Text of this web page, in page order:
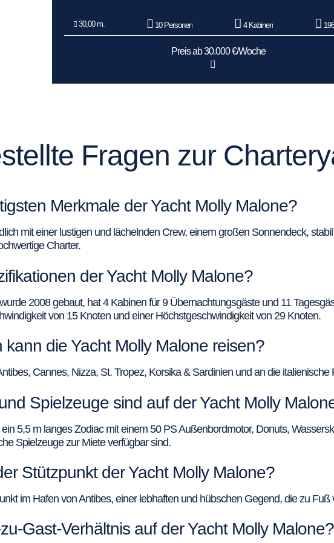
30,00 m. 10 Personen 4 Kabinen
Preis ab 30.000 €/Woche
Fragen zur
Merkmale der Yacht Molly Malone?
mit einer lustigen und lächelnden Crew, einem großen Sonnendeck,
Charter.
der Yacht Molly Malone?
2008 gebaut, hat 4 Kabinen für 9 Übernachtungsgäste und 11
von 15 Knoten und einer Höchstgeschwindigkeit von 29 Knoten.
die Yacht Molly Malone reisen?
Cannes, Nizza, St. Tropez, Korsika & Sardinien und an die italienische
Spielzeuge sind auf der Yacht Molly
5,5 m langes Zodiac mit einem 50 PS Außenbordmotor, Donuts,
Spielzeuge zur Miete verfügbar sind.
Stützpunkt der Yacht Molly Malone?
im Hafen von Antibes, einer lebhaften und hübschen Gegend, die zu Fuß
Gast-Verhältnis auf der Yacht Molly Malone?